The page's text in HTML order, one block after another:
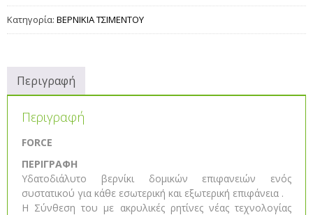
Κατηγορία: ΒΕΡΝΙΚΙΑ ΤΣΙΜΕΝΤΟΥ
Περιγραφή
Περιγραφή
FORCE
ΠΕΡΙΓΡΑΦΗ
Υδατοδιάλυτο βερνίκι δομικών επιφανειών ενός
συστατικού για κάθε εσωτερική και εξωτερική επιφάνεια .
Η Σύνθεση του με ακρυλικές ρητίνες νέας τεχνολογίας